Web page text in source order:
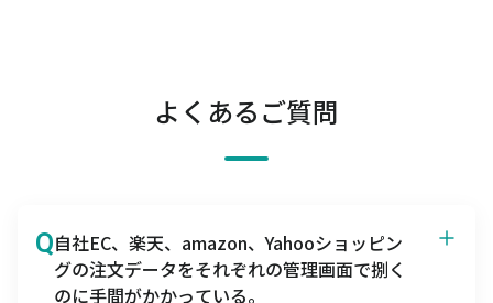
よくあるご質問
Q自社EC、楽天、amazon、Yahooショッピン
グの注文データをそれぞれの管理画面で捌く
のに手間がかかっている。